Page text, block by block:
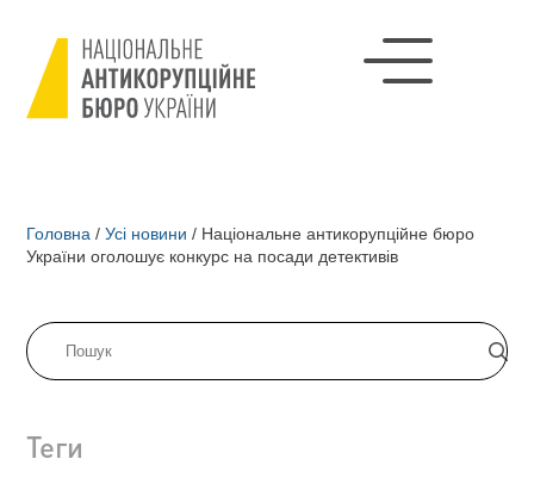
Головна / Усі новини / Національне антикорупційне бюро
України оголошує конкурс на посади детективів
Теги